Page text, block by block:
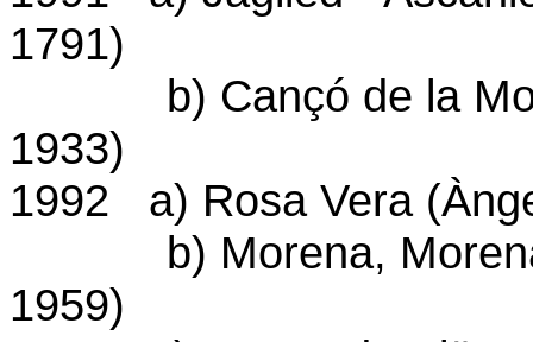
1791)
b) Cançó de la
1933)
1992 a) Rosa Vera
b) Morena, Morena
1959)